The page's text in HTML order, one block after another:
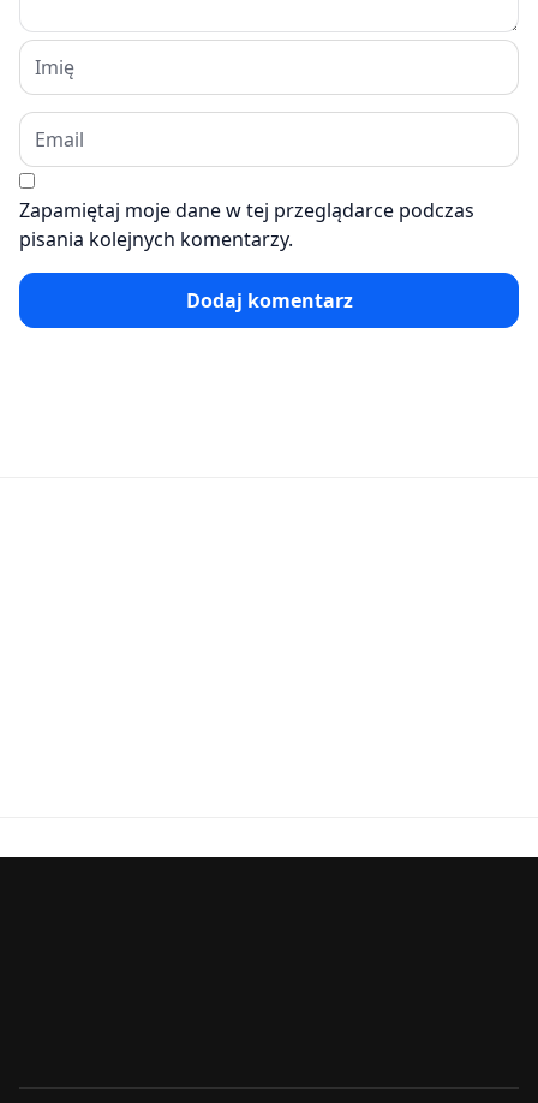
Zapamiętaj moje dane w tej przeglądarce podczas
pisania kolejnych komentarzy.
Dodaj komentarz